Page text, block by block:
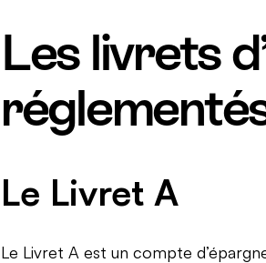
Les livrets
Le Livret A
Le Livret A est un compte